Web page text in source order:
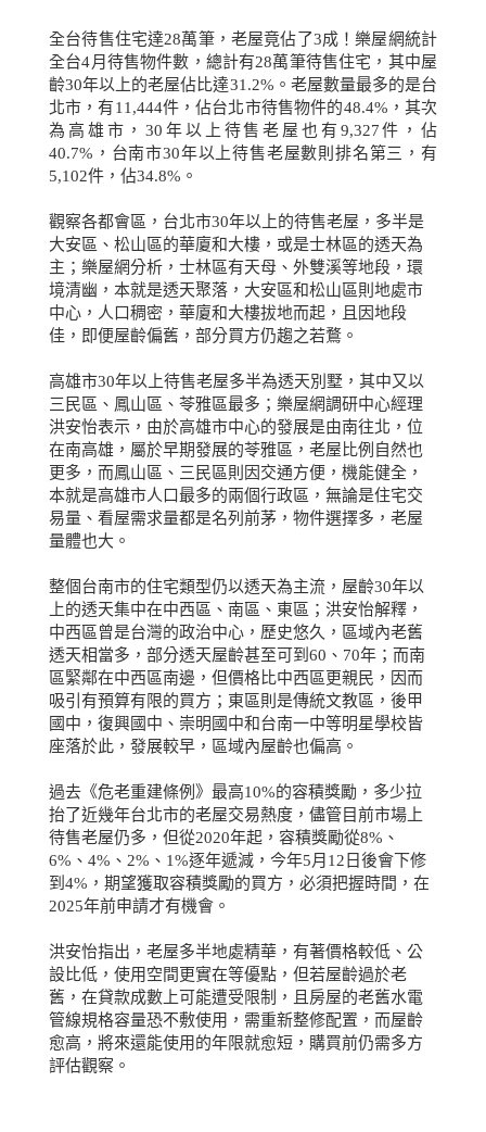
全台待售住宅達28萬筆，老屋竟佔了3成！樂屋網統計
全台4月待售物件數，總計有28萬筆待售住宅，其中屋
齡30年以上的老屋佔比達31.2% 。老屋數量最多的是台
北市，有11,444件，佔台北市待售物件的48.4% ，其次
為高雄市，30 年以上待售老屋也有 9,327件，佔
40.7% ，台南市30年以上待售老屋數則排名第三，有
5,102件，佔34.8% 。
觀察各都會區，台北市30年以上的待售老屋，多半是
大安區、松山區的華廈和大樓，或是士林區的透天為
主；樂屋網分析，士林區有天母、外雙溪等地段，環
境清幽，本就是透天聚落，大安區和松山區則地處市
中心，人口稠密，華廈和大樓拔地而起，且因地段
佳，即便屋齡偏舊，部分買方仍趨之若鶩。
高雄市30年以上待售老屋多半為透天別墅，其中又以
三民區、鳳山區、苓雅區最多；樂屋網調研中心經理
洪安怡表示，由於高雄市中心的發展是由南往北，位
在南高雄，屬於早期發展的苓雅區，老屋比例自然也
更多，而鳳山區、三民區則因交通方便，機能健全，
本就是高雄市人口最多的兩個行政區，無論是住宅交
易量、看屋需求量都是名列前茅，物件選擇多，老屋
量體也大。
整個台南市的住宅類型仍以透天為主流，屋齡30年以
上的透天集中在中西區、南區、東區；洪安怡解釋，
中西區曾是台灣的政治中心，歷史悠久，區域內老舊
透天相當多，部分透天屋齡甚至可到 60 、 70年；而南
區緊鄰在中西區南邊，但價格比中西區更親民，因而
吸引有預算有限的買方；東區則是傳統文教區，後甲
國中，復興國中、崇明國中和台南一中等明星學校皆
座落於此，發展較早，區域內屋齡也偏高。
過去《危老重建條例》最高10%的容積獎勵，多少拉
抬了近幾年台北市的老屋交易熱度，儘管目前市場上
待售老屋仍多，但從2020年起，容積獎勵從8% 、
6% 、 4% 、 2% 、 1%逐年遞減，今年5月 12 日後會下修
到 4% ，期望獲取容積獎勵的買方，必須把握時間，在
2025年前申請才有機會。
洪安怡指出，老屋多半地處精華，有著價格較低、公
設比低，使用空間更實在等優點，但若屋齡過於老
舊，在貸款成數上可能遭受限制，且房屋的老舊水電
管線規格容量恐不敷使用，需重新整修配置，而屋齡
愈高，將來還能使用的年限就愈短，購買前仍需多方
評估觀察。